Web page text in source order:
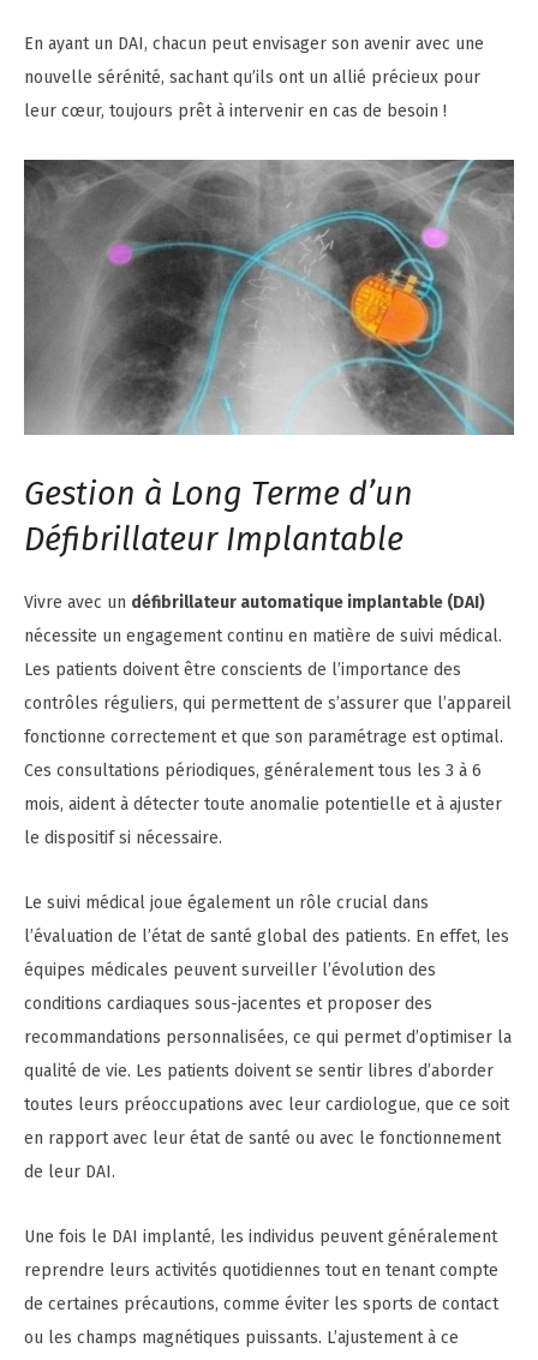
En ayant un DAI, chacun peut envisager son avenir avec une
nouvelle sérénité, sachant qu’ils ont un allié précieux pour
leur cœur, toujours prêt à intervenir en cas de besoin !
Gestion à Long Terme d’un
Défibrillateur Implantable
Vivre avec un défibrillateur automatique implantable (DAI)
nécessite un engagement continu en matière de suivi médical.
Les patients doivent être conscients de l’importance des
contrôles réguliers, qui permettent de s’assurer que l’appareil
fonctionne correctement et que son paramétrage est optimal.
Ces consultations périodiques, généralement tous les 3 à 6
mois, aident à détecter toute anomalie potentielle et à ajuster
le dispositif si nécessaire.
Le suivi médical joue également un rôle crucial dans
l’évaluation de l’état de santé global des patients. En effet, les
équipes médicales peuvent surveiller l’évolution des
conditions cardiaques sous-jacentes et proposer des
recommandations personnalisées, ce qui permet d’optimiser la
qualité de vie. Les patients doivent se sentir libres d’aborder
toutes leurs préoccupations avec leur cardiologue, que ce soit
en rapport avec leur état de santé ou avec le fonctionnement
de leur DAI.
Une fois le DAI implanté, les individus peuvent généralement
reprendre leurs activités quotidiennes tout en tenant compte
de certaines précautions, comme éviter les sports de contact
ou les champs magnétiques puissants. L’ajustement à ce